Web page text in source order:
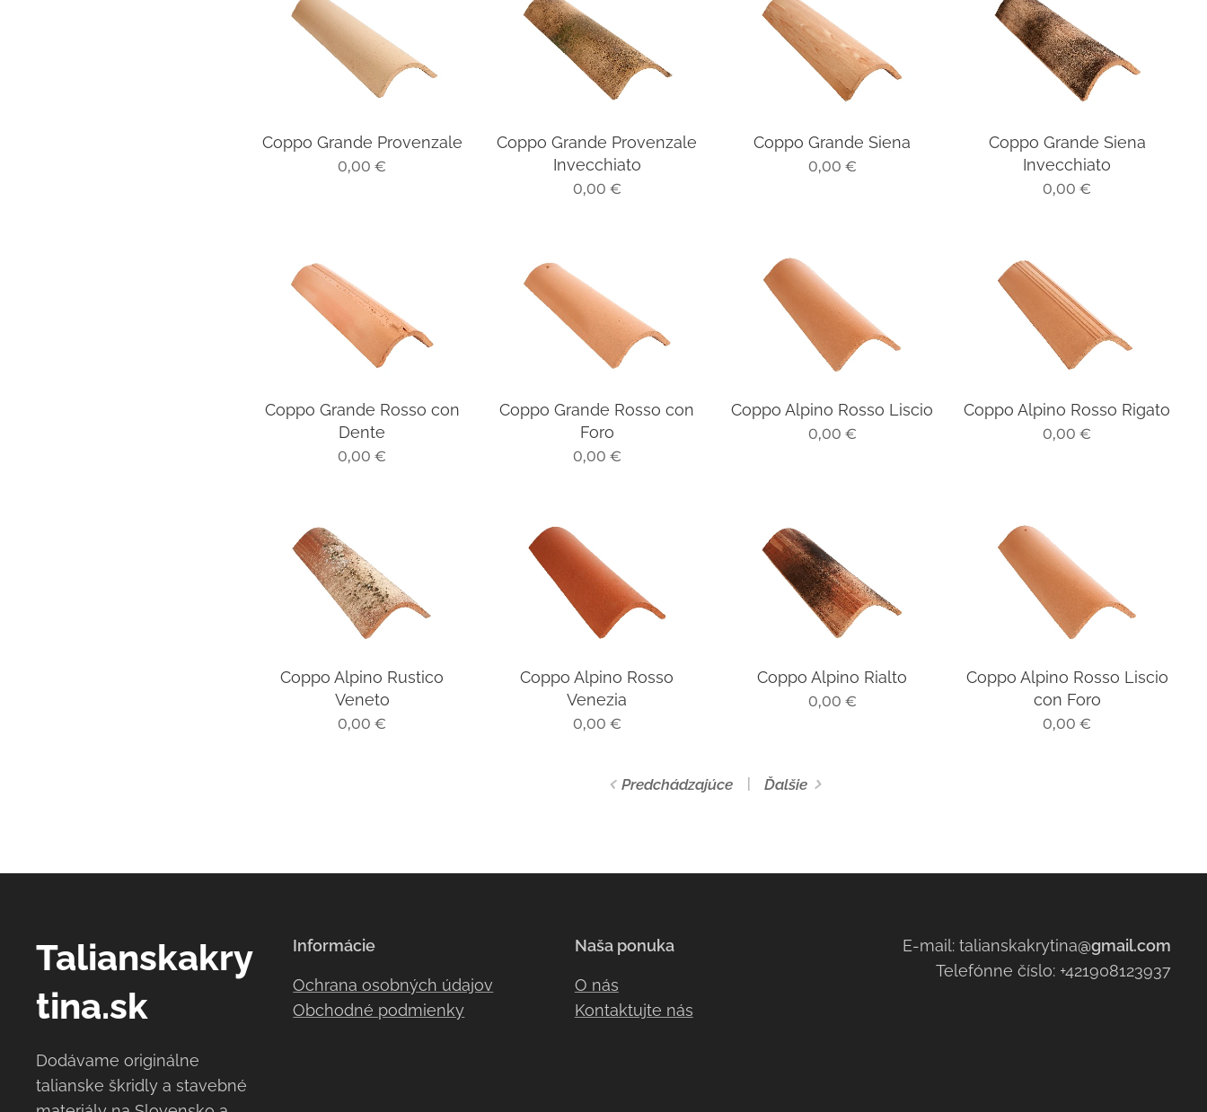
Coppo Grande Provenzale
0,00 €
Coppo Grande Provenzale
Invecchiato
0,00 €
Coppo Grande Siena
0,00 €
Coppo Grande Siena
Invecchiato
0,00 €
Coppo Grande Rosso con
Dente
0,00 €
Coppo Grande Rosso con
Foro
0,00 €
Coppo Alpino Rosso Liscio
0,00 €
Coppo Alpino Rosso Rigato
0,00 €
Coppo Alpino Rustico
Veneto
0,00 €
Coppo Alpino Rosso
Venezia
0,00 €
Coppo Alpino Rialto
0,00 €
Coppo Alpino Rosso Liscio
con Foro
0,00 €
Predchádzajúce Ďalšie
Talianskakry
tina.sk
Dodávame originálne
talianske škridly a stavebné
Informácie
Ochrana osobných údajov
Obchodné podmienky
Naša ponuka
O nás
Kontaktujte nás
E-mail: talianskakrytina@gmail.com
Telefónne číslo: +421908123937